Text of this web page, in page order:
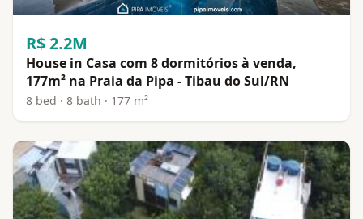
R$ 2.2M
House in Casa com 8 dormitórios à venda,
177m² na Praia da Pipa - Tibau do Sul/RN
8 bed · 8 bath · 177 m²